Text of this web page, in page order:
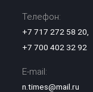
Телефон:
+7 717 272 58 20
+7 700 402 32 92
E-mail:
n.times@mail.ru